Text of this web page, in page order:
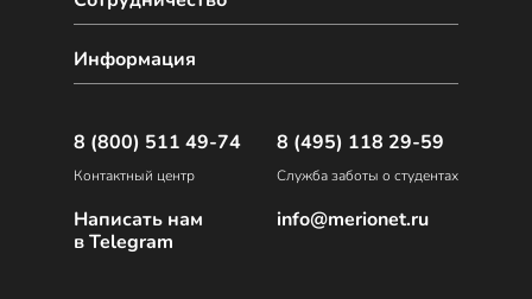
Информация
8 (800) 511 49-74
Контактный центр
Написать нам
в Telegram
8 (495) 118 29-59
Служба заботы о студентах
info@merionet.ru